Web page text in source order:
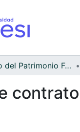
Archivo del Patrimonio Fotográfico y Fílmico del Valle del Cauca